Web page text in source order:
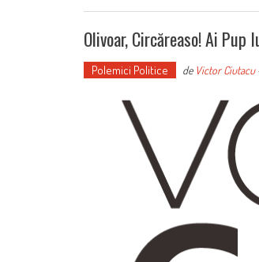
Olivoar, Circăreaso! Ai Pup
Polemici Politice de Victor Ciutacu